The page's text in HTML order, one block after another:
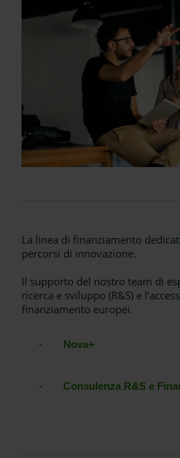
La linea di finanziamento
percorsi di innovazione.
Il supporto del nostro team di
ricerca e sviluppo (R&S) e
finanziamento europei.
- Nova+
- Consulenza R&S e